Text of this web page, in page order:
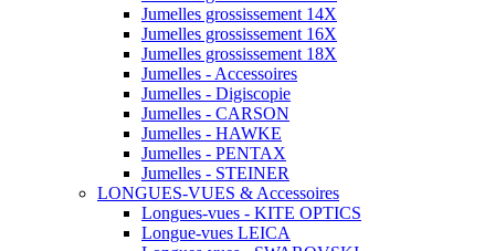
Jumelles grossissement 14X
Jumelles grossissement 16X
Jumelles grossissement 18X
Jumelles - Accessoires
Jumelles - Digiscopie
Jumelles - CARSON
Jumelles - HAWKE
Jumelles - PENTAX
Jumelles - STEINER
LONGUES-VUES & Accessoires
Longues-vues - KITE OPTICS
Longue-vues LEICA